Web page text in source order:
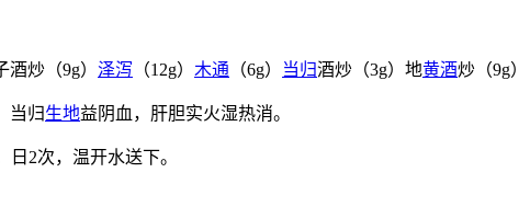
炒（9g） 泽泻 （12g） 木通 （6g） 当归酒炒（3g）地黄酒炒（9g）
当归生地益阴血，肝胆实火湿热消。
2次，温开水送下。